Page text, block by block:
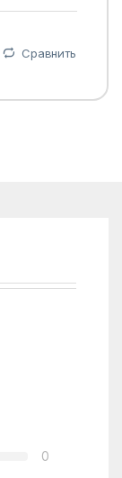
Сравнить
0